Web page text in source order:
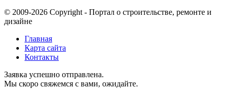
© 2009-2026 Copyright - Портал о строительстве, ремонте и
дизайне
Главная
Карта сайта
Контакты
Заявка успешно отправлена.
Мы скоро свяжемся с вами, ожидайте.